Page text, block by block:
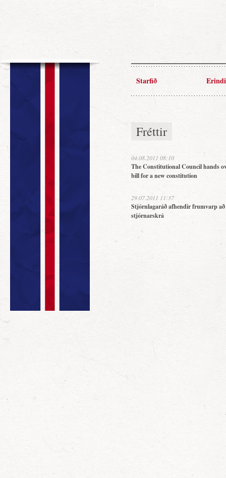
Starfið Erindi
Fréttir
04.08.2011 08:10
The Constitutional Council hands
bill for a new constitution
29.07.2011 11:37
Stjórnlagaráð afhendir frumvarp
stjórnarskrá